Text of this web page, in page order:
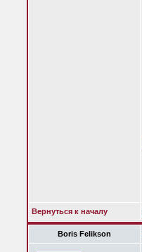
Вернуться к началу
Boris Felikson